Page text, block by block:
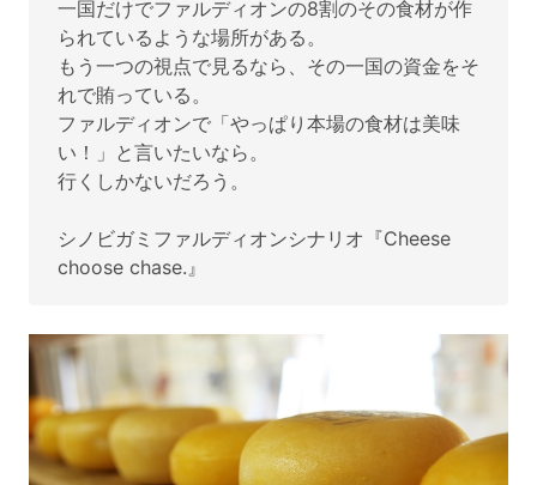
一国だけでファルディオンの8割のその食材が作
られているような場所がある。
もう一つの視点で見るなら、その一国の資金をそ
れで賄っている。
ファルディオンで「やっぱり本場の食材は美味
い！」と言いたいなら。
行くしかないだろう。
シノビガミファルディオンシナリオ『Cheese
choose chase.』